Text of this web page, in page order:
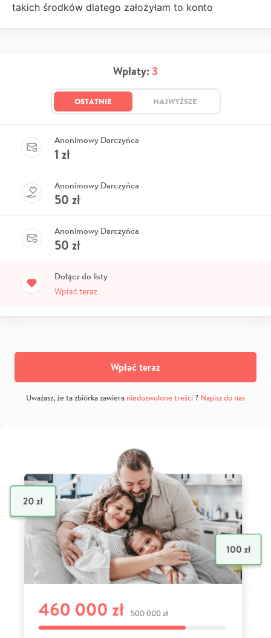
takich środków dlatego założyłam to konto
Wpłaty: 3
OSTATNIE NAJWYŻSZE
Anonimowy Darczyńca
1 zł
Anonimowy Darczyńca
50 zł
Anonimowy Darczyńca
50 zł
Dołącz do listy
Wpłać teraz
Wpłać teraz
Uważasz, że ta zbiórka zawiera niedozwolone treści? Napisz do nas